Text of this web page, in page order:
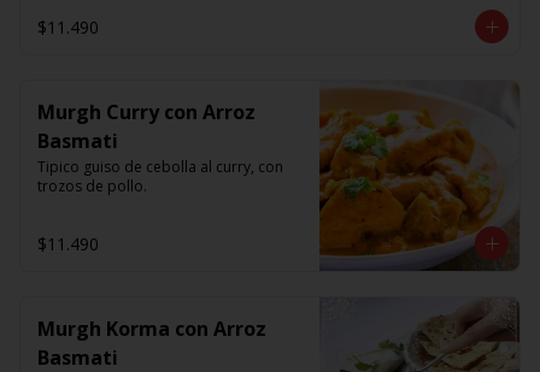
$11.490
Murgh Curry con Arroz
Basmati
Tipico guiso de cebolla al curry, con
trozos de pollo.
$11.490
Murgh Korma con Arroz
Basmati